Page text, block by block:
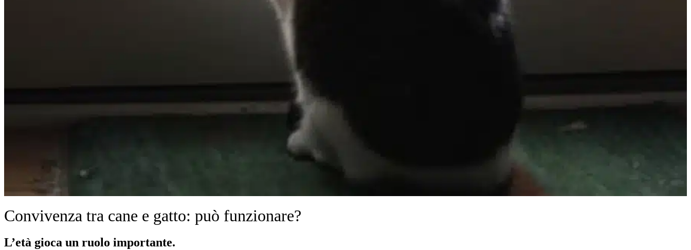
Convivenza tra cane e gatto: può funzionare?
L’età gioca un ruolo importante.